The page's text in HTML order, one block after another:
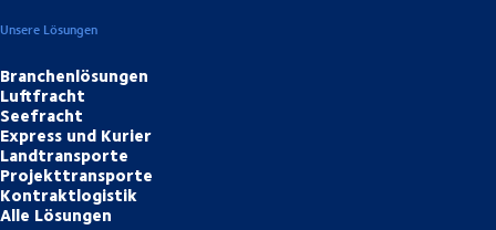
Unsere Lösungen
Branchenlösungen
Luftfracht
Seefracht
Express und Kurier
Landtransporte
Projekttransporte
Kontraktlogistik
Alle Lösungen